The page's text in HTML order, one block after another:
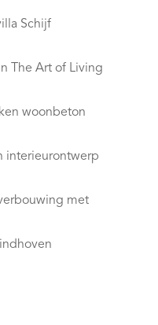
Schijf
The Art of Living
woonbeton
interieurontwerp
met